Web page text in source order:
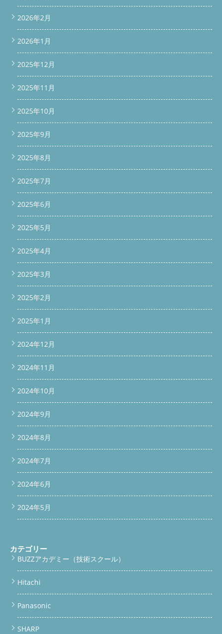
2026年2月
2026年1月
2025年12月
2025年11月
2025年10月
2025年9月
2025年8月
2025年7月
2025年6月
2025年5月
2025年4月
2025年3月
2025年2月
2025年1月
2024年12月
2024年11月
2024年10月
2024年9月
2024年8月
2024年7月
2024年6月
2024年5月
カテゴリー
BUZZアカデミー（技術スクール）
Hitachi
Panasonic
SHARP